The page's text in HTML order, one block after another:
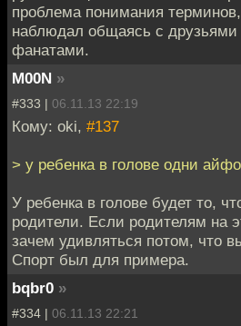
проблема понимания
наблюдал общаясь с
фанатами.
M00N »
#333 | 06.11.13 22:19
Кому: oki, #137
> у ребенка в голове одни
У ребенка в голове будет то,
родители. Если родителям на
зачем удивляться потом, что
Спорт был для примера.
bqbr0 »
#334 | 06.11.13 22:21